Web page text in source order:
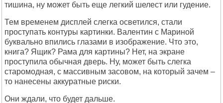
тишина, ну может быть еще легкий шелест или гудение.
Тем временем дисплей слегка осветился, стали
проступать контуры картинки. Валентин с Мариной
буквально впились глазами в изображение. Что это,
книга? Ящик? Рама для картины? Нет, на экране
проступила обычная дверь. Ну, может быть слегка
старомодная, с массивным засовом, на который зачем –
то нанесены аккуратные риски.
Они ждали, что будет дальше.